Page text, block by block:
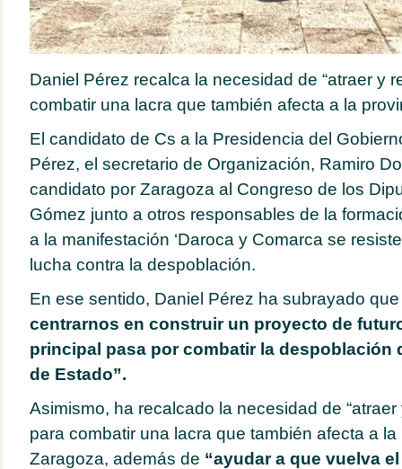
Daniel Pérez recalca la necesidad de “atraer y
combatir una lacra que también afecta a la
El candidato de Cs a la Presidencia del
Pérez, el secretario de Organización, Ramiro
candidato por Zaragoza al Congreso de los
Gómez junto a otros responsables de la
a la manifestación ‘Daroca y Comarca se
lucha contra la despoblación.
En ese sentido, Daniel Pérez ha subrayado que
centrarnos en construir un proyecto de
principal pasa por combatir la despoblación
de Estado”.
Asimismo, ha recalcado la necesidad de “atraer
para combatir una lacra que también afecta a
Zaragoza, además de “ayudar a que vuelva